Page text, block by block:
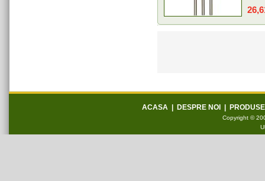
ACASA DESPRE NOI
Copyright ©